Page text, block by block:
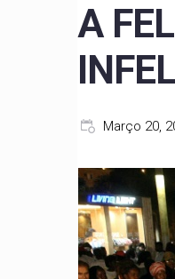
A
Março 20,